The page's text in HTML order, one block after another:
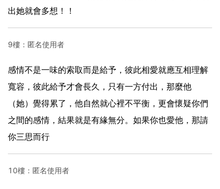
出她就會多想！！
9樓：匿名使用者
感情不是一味的索取而是給予，彼此相愛就應互相理解
寬容，彼此給予才會長久，只有一方付出，那麼他
（她）覺得累了，他自然就心裡不平衡，更會懷疑你們
之間的感情，結果就是有緣無分。如果你也愛他，那請
你三思而行
10樓：匿名使用者